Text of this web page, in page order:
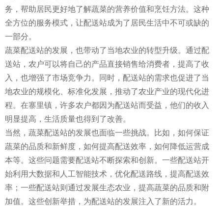
务，帮助居民更好地了解蔬菜的营养价值和烹饪方法。这种
全方位的服务模式，让配送站成为了居民生活中不可或缺的
一部分。
蔬菜配送站的发展，也带动了当地农业的转型升级。通过配
送站，农户可以将自己的产品直接销售给消费者，提高了收
入，也增强了市场竞争力。同时，配送站的需求也促进了当
地农业的规模化、标准化发展，推动了农业产业的现代化进
程。在寨里镇，许多农户都因为配送站而受益，他们的收入
明显提高，生活质量也得到了改善。
当然，蔬菜配送站的发展也面临一些挑战。比如，如何保证
蔬菜的品质和新鲜度，如何提高配送效率，如何降低运营成
本等。这些问题需要配送站不断探索和创新。一些配送站开
始利用大数据和人工智能技术，优化配送路线，提高配送效
率；一些配送站则通过发展生态农业，提高蔬菜的品质和附
加值。这些创新举措，为配送站的发展注入了新的活力。